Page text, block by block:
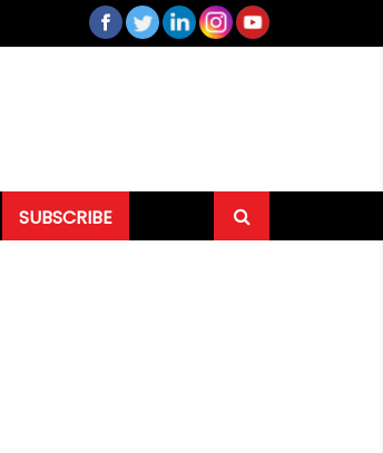
SUBSCRIBE